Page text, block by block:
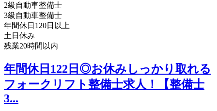
2級自動車整備士
3級自動車整備士
年間休日120日以上
土日休み
残業20時間以内
年間休日122日◎お休みしっかり取れる
フォークリフト整備士求人！【整備士
3...